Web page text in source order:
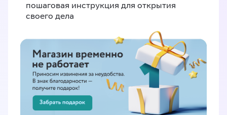
пошаговая инструкция для открытия
своего дела